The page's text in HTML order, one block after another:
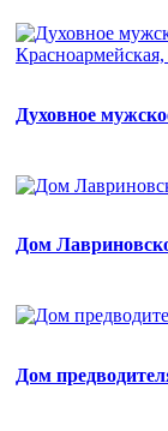
Духовное
Дом
Дом